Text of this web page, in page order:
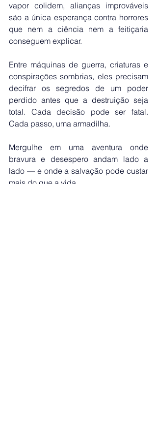
vapor colidem, alianças improváveis
são a única esperança contra horrores
que nem a ciência nem a feitiçaria
conseguem explicar.
Entre máquinas de guerra, criaturas e
conspirações sombrias, eles precisam
decifrar os segredos de um poder
perdido antes que a destruição seja
total. Cada decisão pode ser fatal.
Cada passo, uma armadilha.
Mergulhe em uma aventura onde
bravura e desespero andam lado a
lado — e onde a salvação pode custar
mais do que a vida.